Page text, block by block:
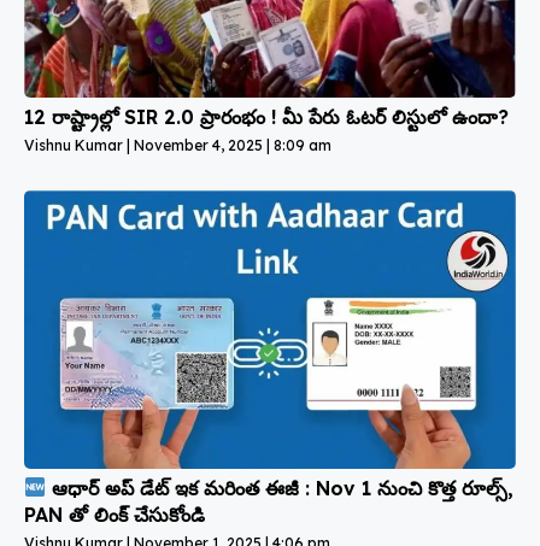
12 రాష్ట్రాల్లో SIR 2.0 ప్రారంభం ! మీ పేరు ఓటర్ లిస్టులో ఉందా?
Vishnu Kumar November 4, 2025 8:09 am
ఆధార్ అప్ డేట్ ఇక మరింత ఈజీ : Nov 1 నుంచి కొత్త రూల్స్,
PAN తో లింక్ చేసుకోండి